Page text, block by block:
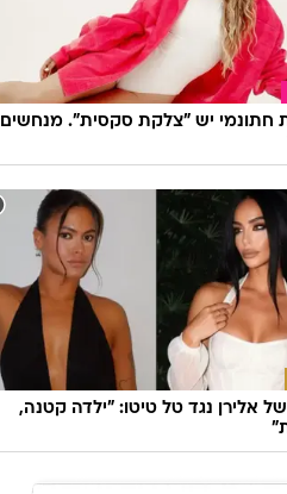
חתונמי יש "צלקת סקסית". מנחשים
אלירן נגד טל טיטו: "ילדה קטנה,